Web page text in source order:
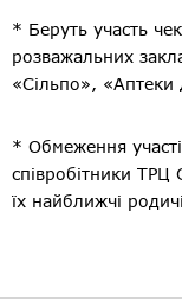
* Беруть участь
розважальних
«Сільпо», «Аптеки
* Обмеження
співробітники ТРЦ
їх найближчі